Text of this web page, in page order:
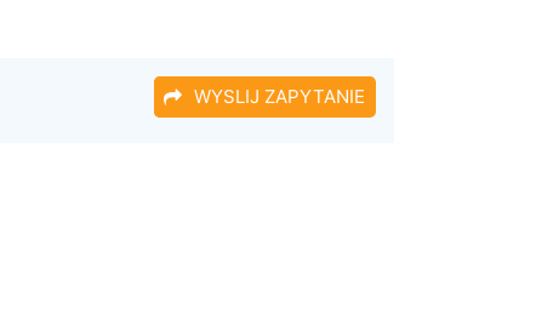
WYSLIJ ZAPYTANIE